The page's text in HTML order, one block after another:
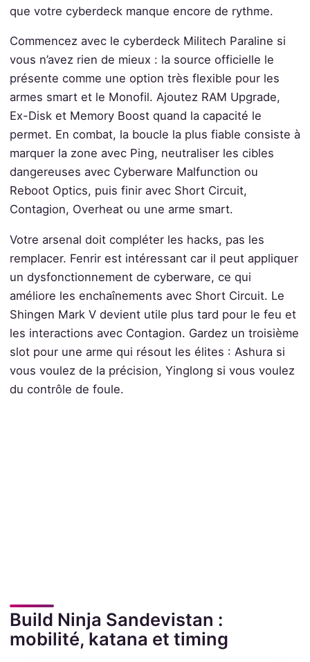
que votre cyberdeck manque encore de rythme.
Commencez avec le cyberdeck Militech Paraline si
vous n’avez rien de mieux : la source officielle le
présente comme une option très flexible pour les
armes smart et le Monofil. Ajoutez RAM Upgrade,
Ex-Disk et Memory Boost quand la capacité le
permet. En combat, la boucle la plus fiable consiste à
marquer la zone avec Ping, neutraliser les cibles
dangereuses avec Cyberware Malfunction ou
Reboot Optics, puis finir avec Short Circuit,
Contagion, Overheat ou une arme smart.
Votre arsenal doit compléter les hacks, pas les
remplacer. Fenrir est intéressant car il peut appliquer
un dysfonctionnement de cyberware, ce qui
améliore les enchaînements avec Short Circuit. Le
Shingen Mark V devient utile plus tard pour le feu et
les interactions avec Contagion. Gardez un troisième
slot pour une arme qui résout les élites : Ashura si
vous voulez de la précision, Yinglong si vous voulez
du contrôle de foule.
Build Ninja Sandevistan :
mobilité, katana et timing